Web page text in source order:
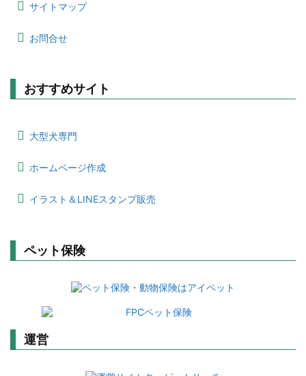
サイトマップ
お問合せ
おすすめサイト
大型犬専門
ホームページ作成
イラスト＆LINEスタンプ販売
ペット保険
運営